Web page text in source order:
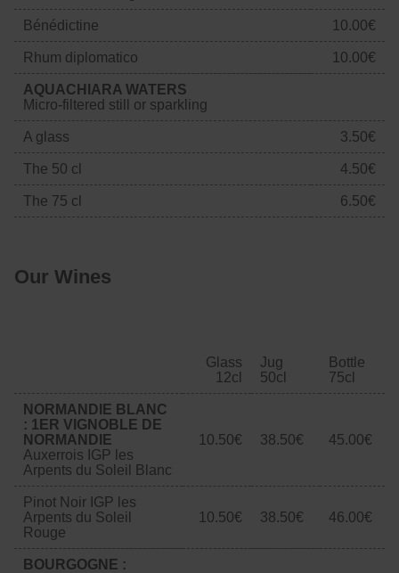
Bénédictine 10.00€
Rhum diplomatico 10.00€
AQUACHIARA WATERS
Micro-filtered still or sparkling
A glass 3.50€
The 50 cl 4.50€
The 75 cl 6.50€
Our Wines
Glass
12cl
Jug
50cl
Bottle
75cl
NORMANDIE BLANC
: 1ER VIGNOBLE DE
NORMANDIE
Auxerrois IGP les
Arpents du Soleil Blanc
10.50€ ​​​​​38.50€ 45.00€
Pinot Noir IGP les
Arpents du Soleil
Rouge
10.50€ 38.50€ 46.00€
BOURGOGNE :